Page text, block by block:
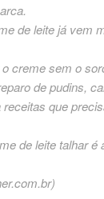
de leite já vem
creme sem o
de pudins,
que
de leite talhar
)